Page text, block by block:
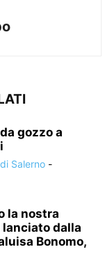
gozzo a
Salerno -
la nostra
lanciato dalla
Bonomo,